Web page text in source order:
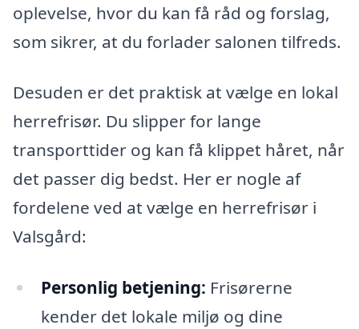
oplevelse, hvor du kan få råd og forslag,
som sikrer, at du forlader salonen tilfreds.
Desuden er det praktisk at vælge en lokal
herrefrisør. Du slipper for lange
transporttider og kan få klippet håret, når
det passer dig bedst. Her er nogle af
fordelene ved at vælge en herrefrisør i
Valsgård:
Personlig betjening: Frisørerne
kender det lokale miljø og dine